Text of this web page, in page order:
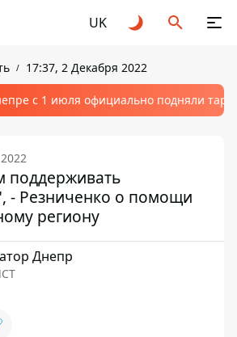
UK
17:37, 2 Декабря 2022
с 1 июля официально подняли
поддерживать
- Резниченко о помощи
региону
Днепр